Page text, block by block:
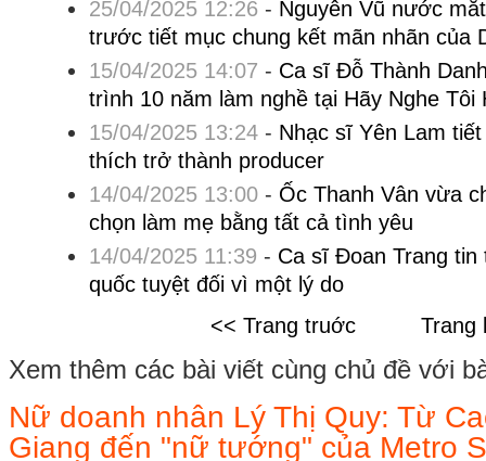
25/04/2025 12:26 - Nguyên Vũ nước
trước tiết mục chung kết mãn nhãn của
15/04/2025 14:07 - Ca sĩ Đỗ Thành
trình 10 năm làm nghề tại Hãy Nghe Tôi
15/04/2025 13:24- Nhạc sĩ Yên Lam
thích trở thành producer
14/04/2025 13:00- Ốc Thanh Vân vừa
chọn làm mẹ bằng tất cả tình yêu
14/04/2025 11:39 - Ca sĩ Đoan Trang
quốc tuyệt đối vì một lý do
<< Trang truớc
Trang
Xem thêm các bài viết cùng chủ đề với
Nữ doanh nhân Lý Thị Quy: Từ
Giang đến "nữ tướng" của Metro